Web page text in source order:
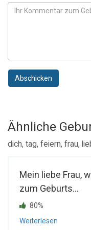
Abschicken
Ähnliche
dich, tag, feiern, frau,
Mein liebe Frau,
zum Geburts...
80%
Weiterlesen